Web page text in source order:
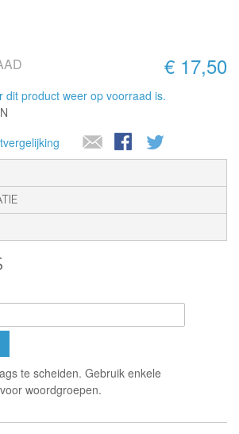
€ 17,50
dit product weer op voorraad is.
te scheiden. Gebruik enkele
woordgroepen.